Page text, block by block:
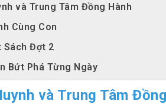
và Trung Tâm Đồng Hành
Cùng Con
Sách Đợt 2
Bứt Phá Từng Ngày
và Trung Tâm